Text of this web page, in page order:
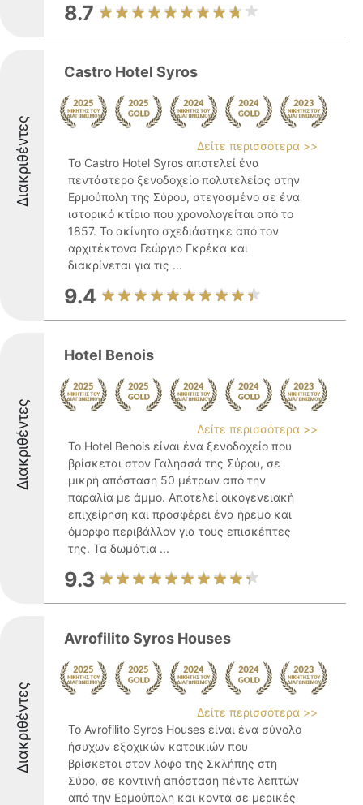
8.7
Διακριθέντες
Castro Hotel Syros
Δείτε περισσότερα >>
Το Castro Hotel Syros αποτελεί ένα
πεντάστερο ξενοδοχείο πολυτελείας στην
Ερμούπολη της Σύρου, στεγασμένο σε ένα
ιστορικό κτίριο που χρονολογείται από το
1857. Το ακίνητο σχεδιάστηκε από τον
αρχιτέκτονα Γεώργιο Γκρέκα και
διακρίνεται για τις ...
9.4
Διακριθέντες
Hotel Benois
Δείτε περισσότερα >>
Το Hotel Benois είναι ένα ξενοδοχείο που
βρίσκεται στον Γαλησσά της Σύρου, σε
μικρή απόσταση 50 μέτρων από την
παραλία με άμμο. Αποτελεί οικογενειακή
επιχείρηση και προσφέρει ένα ήρεμο και
όμορφο περιβάλλον για τους επισκέπτες
της. Τα δωμάτια ...
9.3
Διακριθέντες
Avrofilito Syros Houses
Δείτε περισσότερα >>
Το Avrofilito Syros Houses είναι ένα σύνολο
ήσυχων εξοχικών κατοικιών που
βρίσκεται στον λόφο της Σκλήπης στη
Σύρο, σε κοντινή απόσταση πέντε λεπτών
από την Ερμούπολη και κοντά σε μερικές